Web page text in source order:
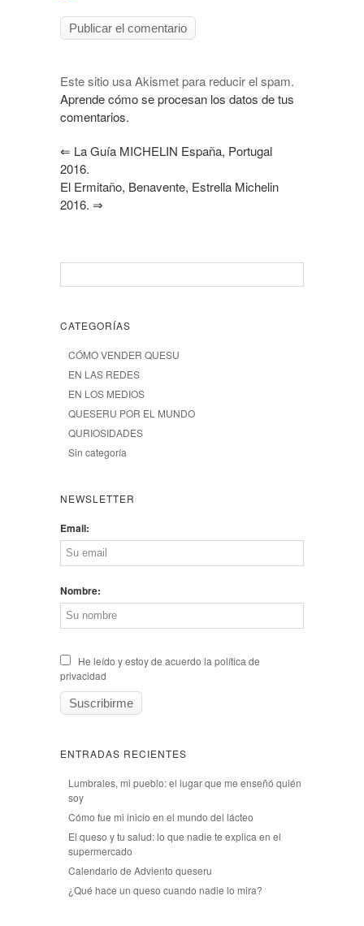
Este sitio usa Akismet para reducir el spam.
Aprende cómo se procesan los datos de tus
comentarios.
⇐ La Guía MICHELIN España, Portugal
2016.
El Ermitaño, Benavente, Estrella Michelin
2016. ⇒
CATEGORÍAS
CÓMO VENDER QUESU
EN LAS REDES
EN LOS MEDIOS
QUESERU POR EL MUNDO
QURIOSIDADES
Sin categoría
NEWSLETTER
Email:
Nombre:
He leído y estoy de acuerdo la política de
privacidad
ENTRADAS RECIENTES
Lumbrales, mi pueblo: el lugar que me enseñó quién
soy
Cómo fue mi inicio en el mundo del lácteo
El queso y tu salud: lo que nadie te explica en el
supermercado
Calendario de Adviento queseru
¿Qué hace un queso cuando nadie lo mira?